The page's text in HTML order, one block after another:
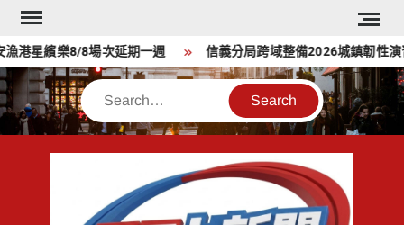
Skip
content
繽樂8/8場次延期一週 信義分局跨域整備2026城鎮韌性演習
Search